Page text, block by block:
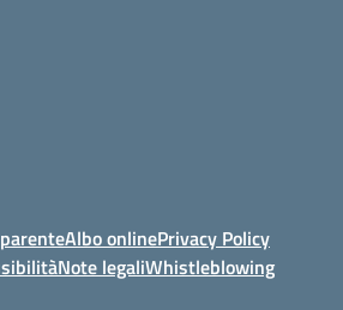
Albo onlinePrivacy Policy
Note legaliWhistleblowing